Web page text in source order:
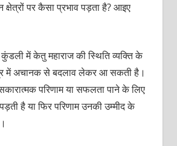
क्षेत्रों पर कैसा प्रभाव पड़ता है? आइए
कुंडली में केतु महाराज की स्थिति व्यक्ति के
में अचानक से बदलाव लेकर आ सकती है।
परिणाम या सफलता पाने के लिए
है या फिर परिणाम उनकी उम्मीद के